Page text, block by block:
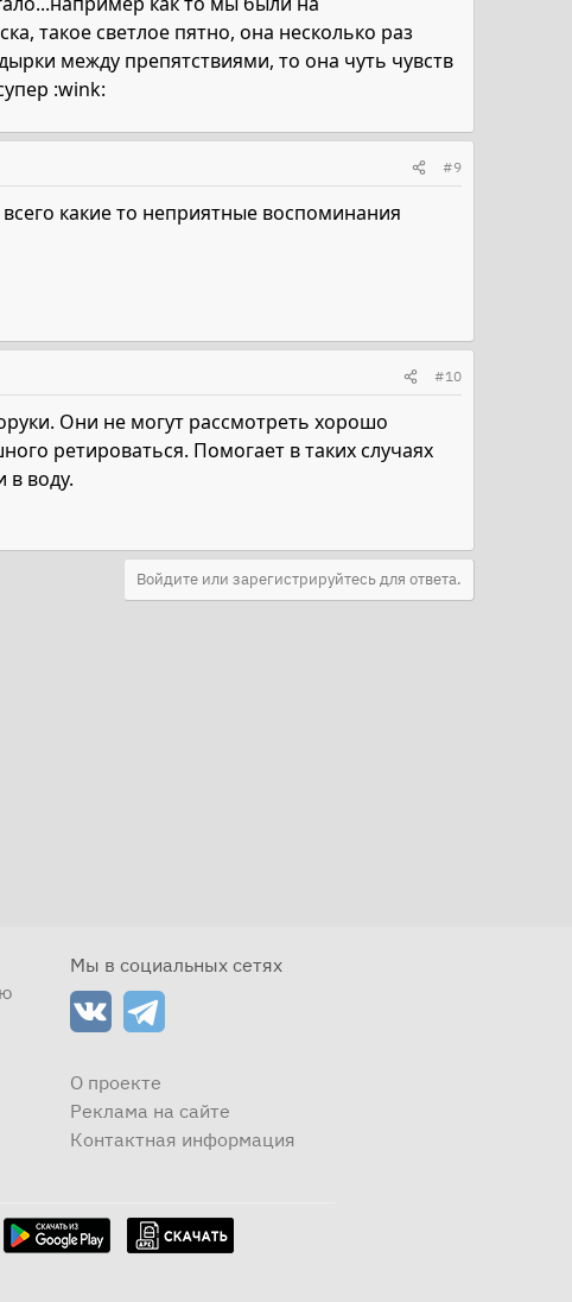
такое светлое пятно, она несколько раз
между препятствиями, то она чуть чувств
:wink:
#9
какие то неприятные воспоминания
#10
Они не могут рассмотреть хорошо
ретироваться. Помогает в таких случаях
в воду.
Войдите или зарегистрируйтесь для ответа.
Мы в социальных сетях
О проекте
Реклама на сайте
Контактная информация